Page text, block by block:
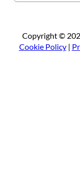
Copyright ©
Cookie Policy|